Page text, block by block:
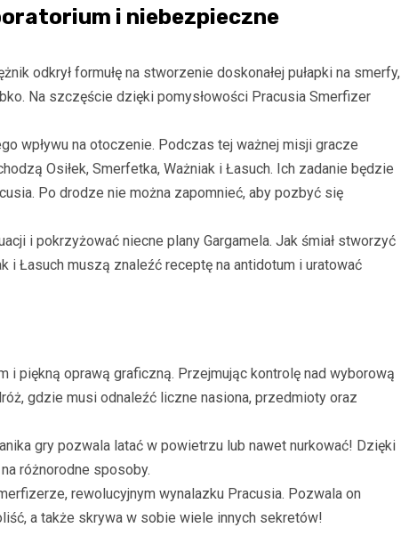
i niebezpieczne
odkrył formułę na stworzenie doskonałej pułapki na smerfy,
Na szczęście dzięki pomysłowości Pracusia Smerfizer
wpływu na otoczenie. Podczas tej ważnej misji gracze
Osiłek, Smerfetka, Ważniak i Łasuch. Ich zadanie będzie
Po drodze nie można zapomnieć, aby pozbyć się
i pokrzyżować niecne plany Gargamela. Jak śmiał stworzyć
i Łasuch muszą znaleźć receptę na antidotum i uratować
piękną oprawą graficzną. Przejmując kontrolę nad wyborową
gdzie musi odnaleźć liczne nasiona, przedmioty oraz
gry pozwala latać w powietrzu lub nawet nurkować! Dzięki
różnorodne sposoby.
rewolucyjnym wynalazku Pracusia. Pozwala on
a także skrywa w sobie wiele innych sekretów!